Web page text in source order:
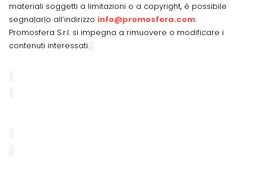
materiali soggetti a limitazioni o a copyright, è possibile
segnalarlo all’indirizzo info@promosfera.com.
Promosfera S.r.l. si impegna a rimuovere o modificare i
contenuti interessati.